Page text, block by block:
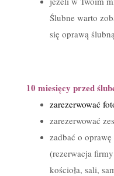
Ślubne warto
się oprawą ślubną
10 miesięcy przed
zarezerwować
zarezerwować
zadbać o
(rezerwacja
kościoła, sali,